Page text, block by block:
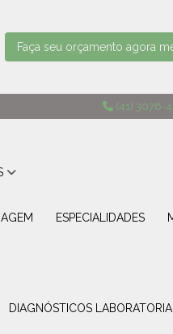
Faça seu orçamento agora
(41) 3076-
ESPECIALIDADES
DIAGNÓSTICOS